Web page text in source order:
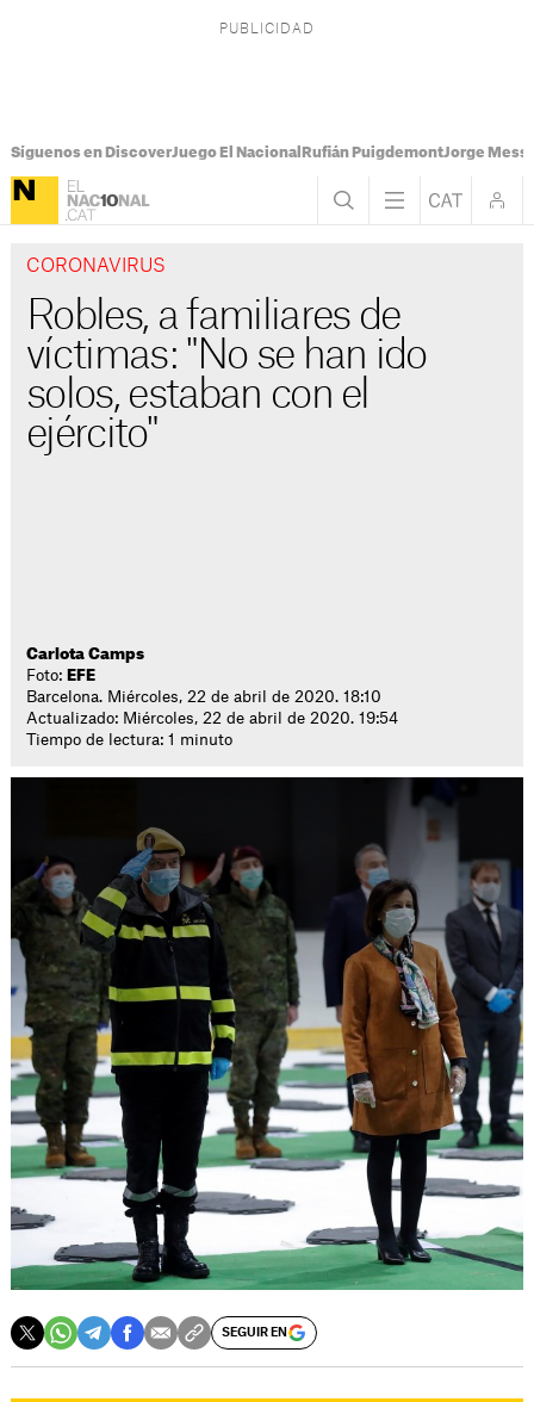
Síguenos en DiscoverJuego El Nacional Rufián PuigdemontJorge Messi
CORONAVIRUS
Robles, a familiares de
víctimas: "No se han ido
solos, estaban con el
ejército"
Carlota Camps
Foto: EFE
Barcelona. Miércoles, 22 de abril de 2020. 18:10
Actualizado: Miércoles, 22 de abril de 2020. 19:54
Tiempo de lectura: 1 minuto
SEGUIR EN